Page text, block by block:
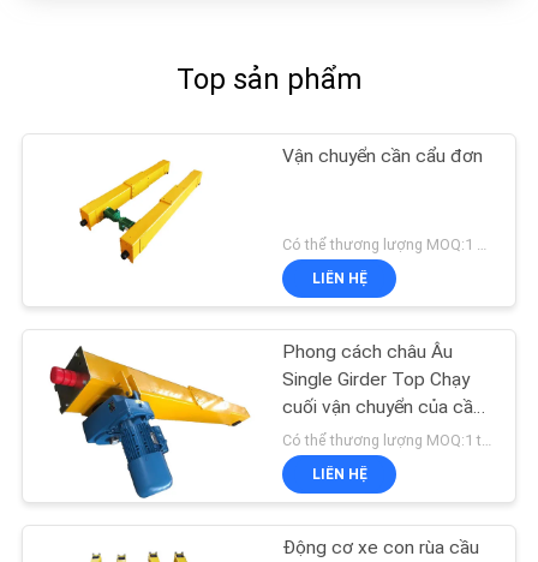
Top sản phẩm
Vận chuyển cần cẩu đơn
Có thể thương lượng MOQ:1 bộ
LIÊN HỆ
Phong cách châu Âu
Single Girder Top Chạy
cuối vận chuyển của cần
cẩu
LIÊN HỆ
Động cơ xe con rùa cầu